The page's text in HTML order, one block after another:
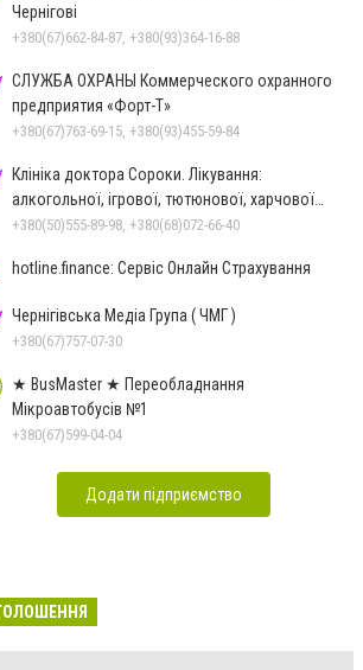
Чернігові
+380(67)662-84-87, +380(93)364-16-88
СЛУЖБА ОХРАНЫ Коммерческого охранного
предприятия «Форт-Т»
+380(67)763-69-15, +380(93)455-59-84
Клініка доктора Сороки. Лікування:
алкогольної, ігрової, тютюнової, харчової
залежностей, неврозів т
+380(50)555-89-98, +380(68)072-66-40
hotline.finance: Сервіс Онлайн Страхування
Чернігівська Медіа Група ( ЧМГ )
+380(67)757-07-30
★ BusMaster ★ Переобладнання
Мікроавтобусів №1
+380(67)599-04-04
Додати підприємство